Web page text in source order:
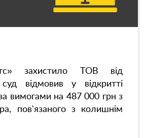
захистило ТОВ від
суд відмовив у відкритті
вимогами на 487 000 грн з
пов'язаного з колишнім